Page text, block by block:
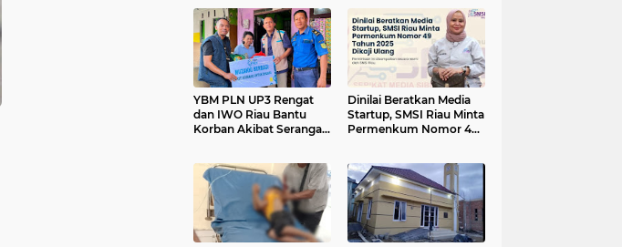
YBM PLN UP3 Rengat
dan IWO Riau Bantu
Korban Akibat Serangan
Dinilai Beratkan Media
Startup, SMSI Riau Minta
Permenkum Nomor 49